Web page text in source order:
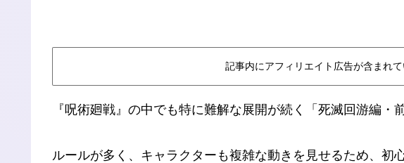
記事内にアフィリエイト広告が含まれて
『呪術廻戦』の中でも特に難解な展開が続く「死滅回游編・
ルールが多く、キャラクターも複雑な動きを見せるため、初